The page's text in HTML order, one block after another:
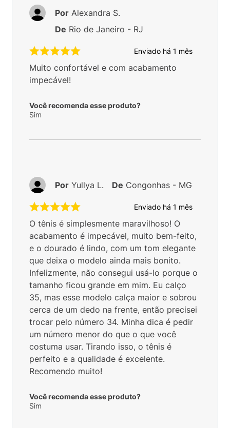
Enviado há 1 mês
Muito confortável e com acabamento
impecável!
Você recomenda esse produto?
Sim
Por Alexandra S.
De Rio de Janeiro - RJ
Enviado há 1 mês
O tênis é simplesmente maravilhoso! O
acabamento é impecável, muito bem-feito,
e o dourado é lindo, com um tom elegante
que deixa o modelo ainda mais bonito.
Infelizmente, não consegui usá-lo porque o
tamanho ficou grande em mim. Eu calço
35, mas esse modelo calça maior e sobrou
cerca de um dedo na frente, então precisei
trocar pelo número 34. Minha dica é pedir
um número menor do que o que você
costuma usar. Tirando isso, o tênis é
perfeito e a qualidade é excelente.
Recomendo muito!
Você recomenda esse produto?
Sim
Por Yullya L. De Congonhas - MG